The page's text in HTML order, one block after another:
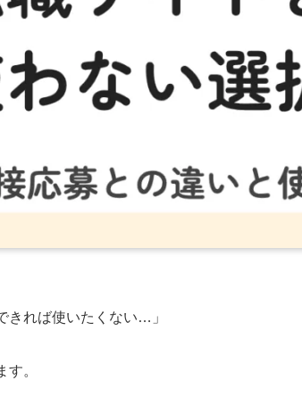
きれば使いたくない…」
。